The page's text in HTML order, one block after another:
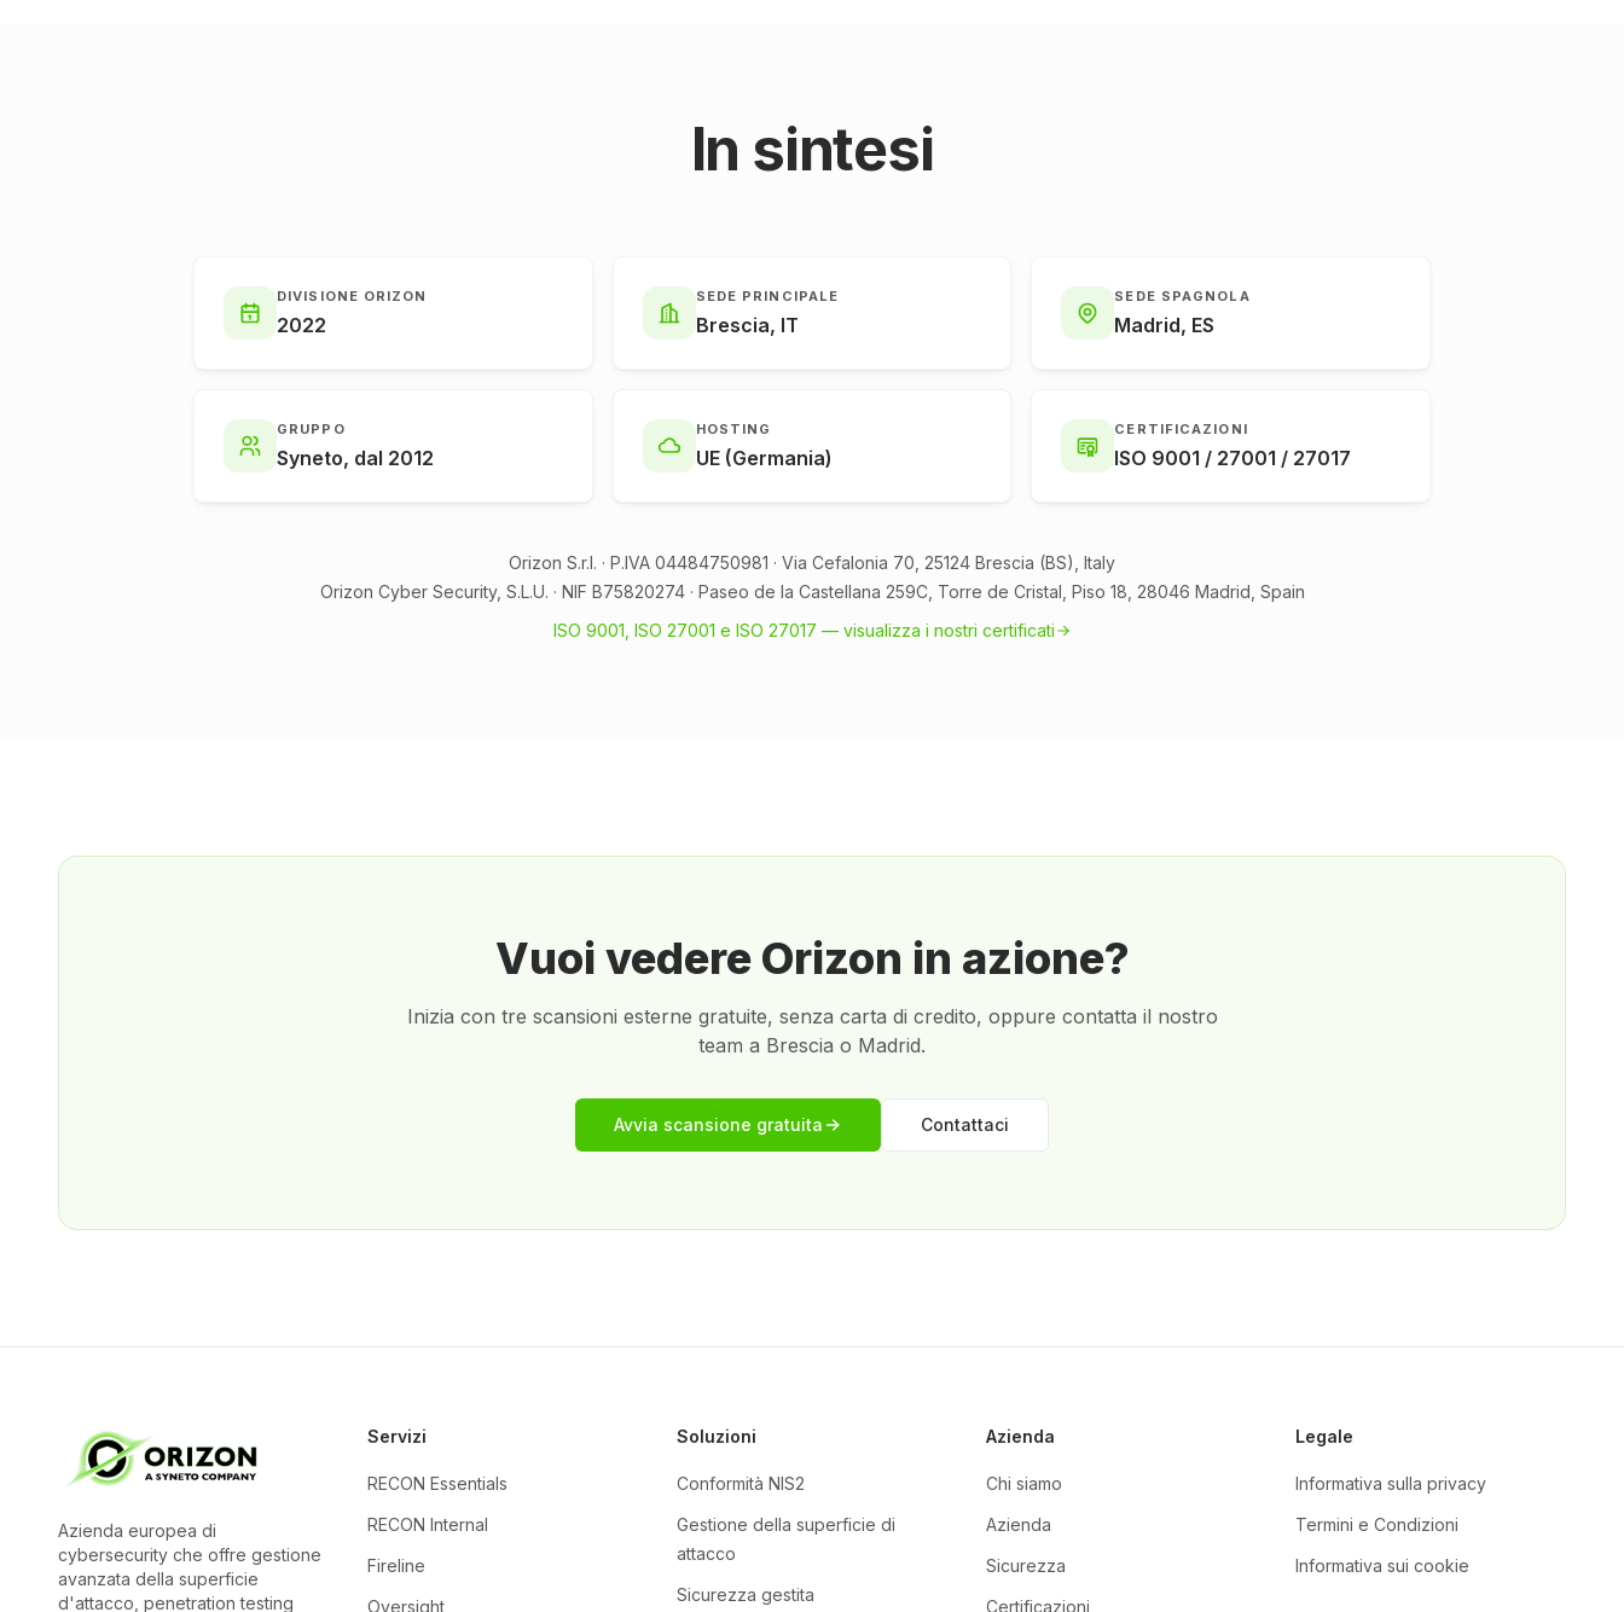
In sintesi
DIVISIONE ORIZON
2022
SEDE PRINCIPALE
Brescia, IT
SEDE SPAGNOLA
Madrid, ES
GRUPPO
Syneto, dal 2012
HOSTING
UE (Germania)
CERTIFICAZIONI
ISO 9001 / 27001 / 27017
Orizon S.r.l. · P.IVA 04484750981 · Via Cefalonia 70, 25124 Brescia (BS), Italy
Orizon Cyber Security, S.L.U. · NIF B75820274 · Paseo de la Castellana 259C, Torre de Cristal, Piso 18, 28046 Madrid, Spain
ISO 9001, ISO 27001 e ISO 27017 — visualizza i nostri certificati
Vuoi vedere Orizon in azione?
Inizia con tre scansioni esterne gratuite, senza carta di credito, oppure contatta il nostro
team a Brescia o Madrid.
Avvia scansione gratuita Contattaci
Azienda europea di
cybersecurity che offre gestione
avanzata della superficie
d'attacco, penetration testing
Servizi
RECON Essentials
RECON Internal
Fireline
Oversight
Soluzioni
Conformità NIS2
Gestione della superficie di
attacco
Sicurezza gestita
Azienda
Chi siamo
Azienda
Sicurezza
Certificazioni
Legale
Informativa sulla privacy
Termini e Condizioni
Informativa sui cookie